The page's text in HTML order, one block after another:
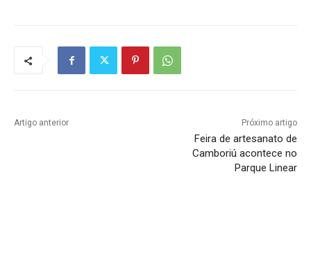
Artigo anterior Próximo artigo
Feira de artesanato de
Camboriú acontece no
Parque Linear